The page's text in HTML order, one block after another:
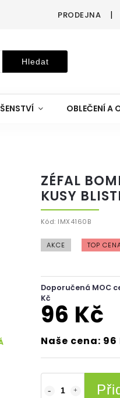
PRODEJNA
Hledat
OBLEČENÍ A
ZÉFAL
KUSY
Kód: IMX4160B
AKCE TOP
Doporučená MOC
Kč
96 Kč
Naše cena: 96